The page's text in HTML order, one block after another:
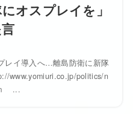
オスプレイを」
レイ導入へ…離島防衛に新隊
www.yomiuri.co.jp/politics/n
...